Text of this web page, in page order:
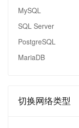
MySQL
SQL Server
PostgreSQL
MariaDB
切换网络类型